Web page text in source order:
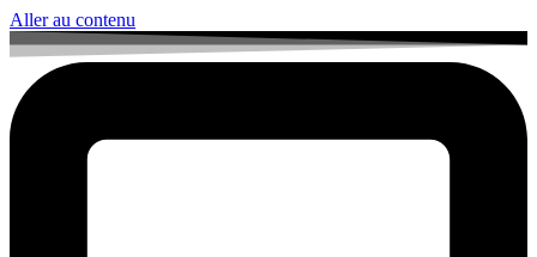
Aller au contenu